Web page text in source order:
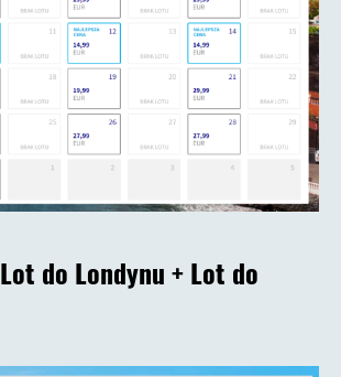
Lot do Londynu + Lot do